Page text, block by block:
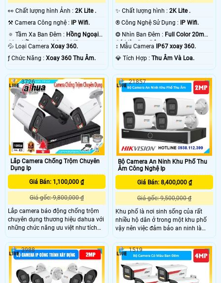
️👀 Chất lượng hình Ảnh : 2K Lite .
⚒ Camera Công nghệ : IP Wifi.
🔅 Tầm Xa Ban Đêm : Hồng Ngoại
10m Hồng Ngoại Smart IR.
💦 Loại Camera Xoay 360.
️ƒ Chức Năng : Xoay 360 Thu Âm.
✨ Chất lượng hình :2K Lite .
®️ Công Nghệ Sử Dụng : IP Wifi.
❂ Nhìn Ban Đêm : Full Color 20m
Có Màu Ban Ðêm.
↕️ Mẫu Camera IP67 xoay 360.
️💎 Tích Hợp :Thu Âm Và Loa.
Lắp Camera Chống Trộm Chuyên
Dụng Ip
Giá Bán: 1,100,000 ₫
Giá gốc: 9,800,000 ₫
Lắp camera báo động chống trộm
chuyên dụng thương hiệu dahua với
những chức năng ưu việt như tích
hợp đèn báo động, còi hú báo động ,
nhận diên phân biệt người khi báo
động, ban đêm hồng ngoại 60m và
đèn led trợ sáng 60m khi có phát
hiện người tại vị trí lắp camera báo
động chống trộm chuyên dụng này.
3726
Bộ Camera An Ninh Khu Phố Thu
Âm Công Nghệ Ip
Giá Bán: 8,400,000 ₫
Giá gốc: 9,500,000 ₫
Khu phố là nơi sinh sống của rất
nhiều hộ dân ở trong một khu phố
vậy nên việc đảm bảo an ninh là
một điều vô cùng được quan tâm
đến. Bộ camera an ninh khu phố DS-
2CD1027G2H-LIUF với độ phân giải
cao lên đến 2MP, còn được trang bị
công nghệ có thể nhìn có màu vào
ban đêm, kèm theo đó là khả năng
21857
3988 1519